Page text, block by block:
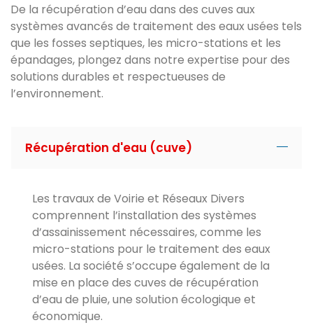
De la récupération d’eau dans des cuves aux
systèmes avancés de traitement des eaux usées tels
que les fosses septiques, les micro-stations et les
épandages, plongez dans notre expertise pour des
solutions durables et respectueuses de
l’environnement.
Récupération d'eau (cuve)
Les travaux de Voirie et Réseaux Divers
comprennent l’installation des systèmes
d’assainissement nécessaires, comme les
micro-stations pour le traitement des eaux
usées. La société s’occupe également de la
mise en place des cuves de récupération
d’eau de pluie, une solution écologique et
économique.